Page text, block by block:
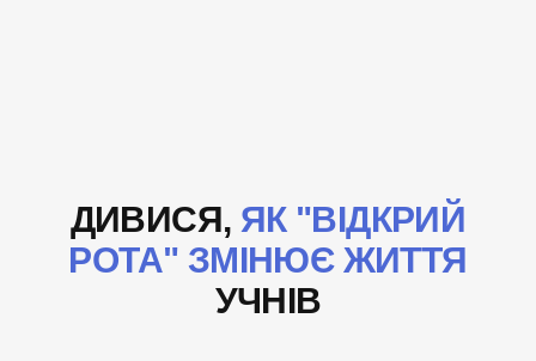
ДИВИСЯ, ЯК "ВІДКРИЙ
РОТА" ЗМІНЮЄ ЖИТТЯ
УЧНІВ